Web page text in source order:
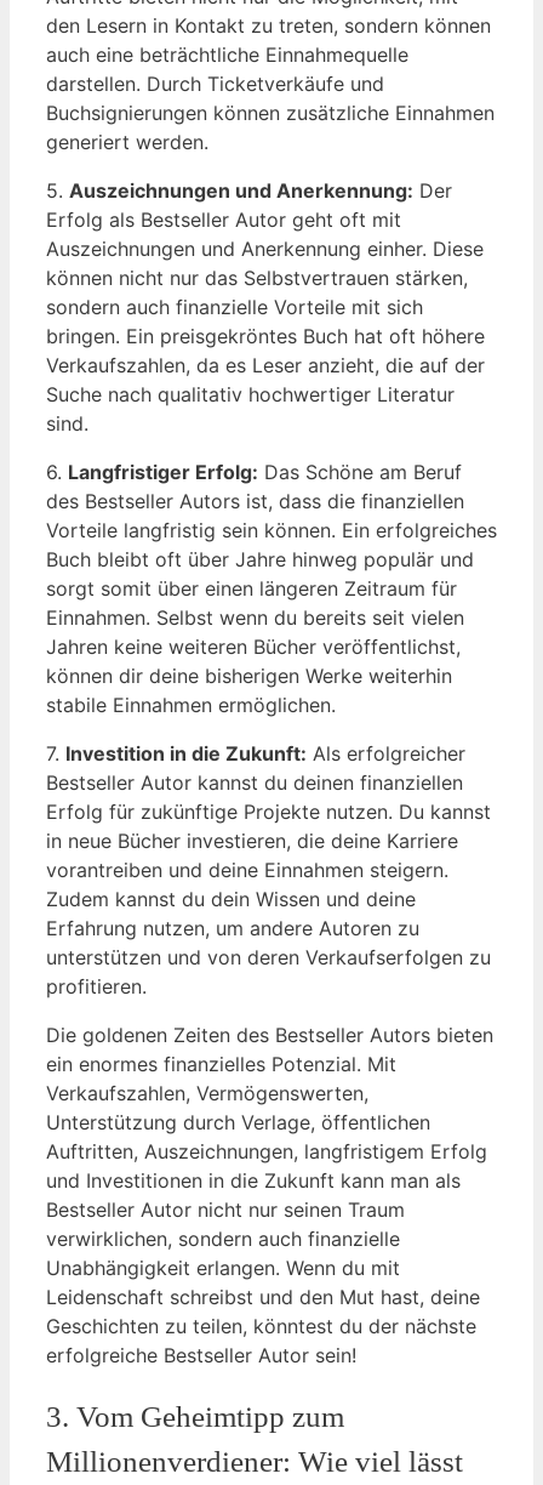
den Lesern in Kontakt zu treten, sondern können
auch eine beträchtliche Einnahmequelle
darstellen. Durch Ticketverkäufe und
Buchsignierungen können zusätzliche Einnahmen
generiert werden.
5. Auszeichnungen und Anerkennung: Der
Erfolg als Bestseller Autor geht oft mit
Auszeichnungen und Anerkennung einher. Diese
können nicht nur das Selbstvertrauen stärken,
sondern auch finanzielle Vorteile mit sich
bringen. Ein preisgekröntes Buch hat oft höhere
Verkaufszahlen, da es Leser anzieht, die auf der
Suche nach qualitativ hochwertiger Literatur
sind.
6. Langfristiger Erfolg: Das Schöne am Beruf
des Bestseller Autors ist, dass die finanziellen
Vorteile langfristig sein können. Ein erfolgreiches
Buch bleibt oft über Jahre hinweg populär und
sorgt somit über einen längeren Zeitraum für
Einnahmen. Selbst wenn du bereits seit vielen
Jahren keine weiteren Bücher veröffentlichst,
können dir deine bisherigen Werke weiterhin
stabile Einnahmen ermöglichen.
7. Investition in die Zukunft: Als erfolgreicher
Bestseller Autor kannst du deinen finanziellen
Erfolg für zukünftige Projekte nutzen. Du kannst
in neue Bücher investieren, die deine Karriere
vorantreiben und deine Einnahmen steigern.
Zudem kannst du dein Wissen und deine
Erfahrung nutzen, um andere Autoren zu
unterstützen und von deren Verkaufserfolgen zu
profitieren.
Die goldenen Zeiten des Bestseller Autors bieten
ein enormes finanzielles Potenzial. Mit
Verkaufszahlen, Vermögenswerten,
Unterstützung durch Verlage, öffentlichen
Auftritten, Auszeichnungen, langfristigem Erfolg
und Investitionen in die Zukunft kann man als
Bestseller Autor nicht nur seinen Traum
verwirklichen, sondern auch finanzielle
Unabhängigkeit erlangen. Wenn du mit
Leidenschaft schreibst und den Mut hast, deine
Geschichten zu teilen, könntest du der nächste
erfolgreiche Bestseller Autor sein!
3. Vom Geheimtipp zum
Millionenverdiener: Wie viel lässt